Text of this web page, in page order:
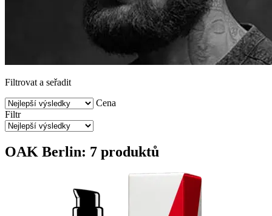
Filtrovat a seřadit
Cena
Filtr
OAK Berlin: 7 produktů